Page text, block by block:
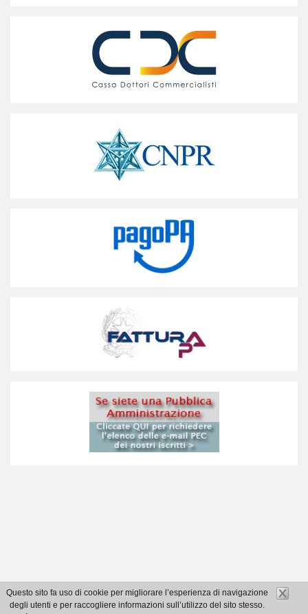
Questo sito fa uso di cookie per migliorare l’esperienza di navigazione
degli utenti e per raccogliere informazioni sull’utilizzo del sito stesso.